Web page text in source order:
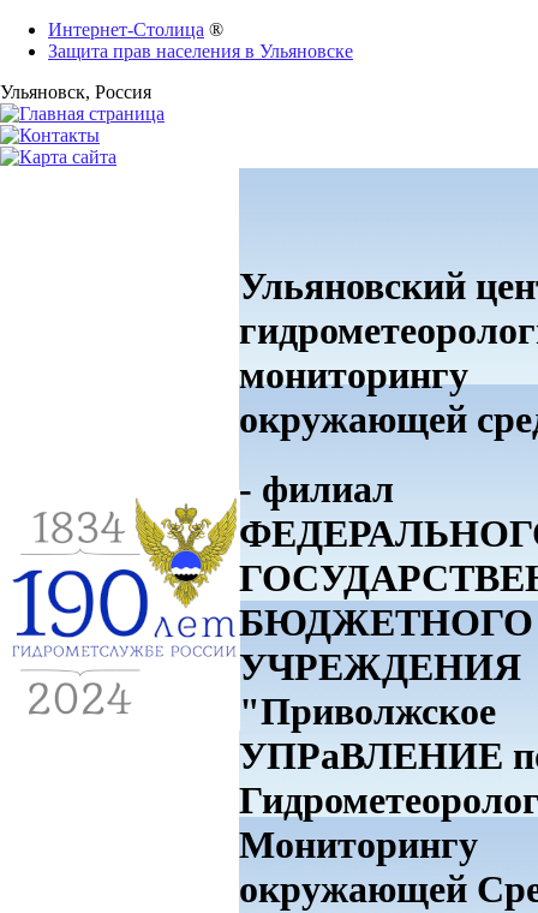
Интернет-Столица ®
Защита прав населения в Ульяновске
Ульяновск, Россия
Ульяновский
мониторингу
окружающей
- филиал
БЮДЖЕТНОГО
УЧРЕЖДЕНИЯ
"Приволжское
УПРаВЛЕНИЕ
Мониторингу
окружающей